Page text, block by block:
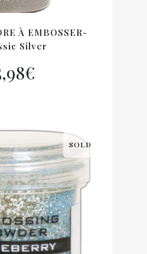
À EMBOSSER-
Silver
€
SOLD